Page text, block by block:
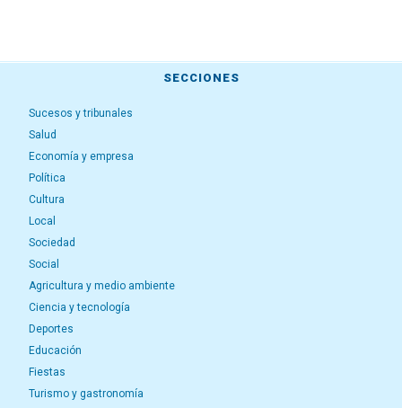
SECCIONES
Sucesos y tribunales
Salud
Economía y empresa
Política
Cultura
Local
Sociedad
Social
Agricultura y medio ambiente
Ciencia y tecnología
Deportes
Educación
Fiestas
Turismo y gastronomía